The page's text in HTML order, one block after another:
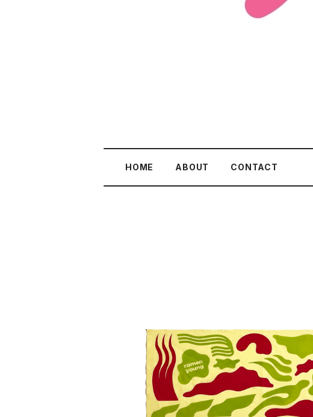
HOME ABOUT CONTACT